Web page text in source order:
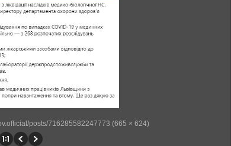
posts/716285582247773 (665 × 624)